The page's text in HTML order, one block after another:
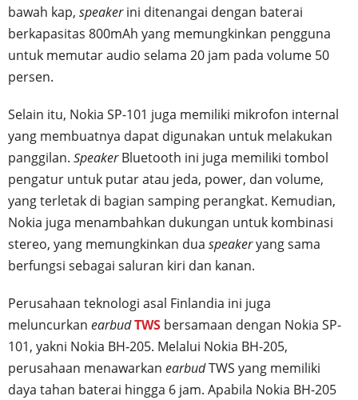
bawah kap, speakerini ditenangai dengan baterai
berkapasitas 800mAh yang memungkinkan pengguna
untuk memutar audio selama 20 jam pada volume 50
persen.
Selain itu, Nokia SP-101 juga memiliki mikrofon internal
yang membuatnya dapat digunakan untuk melakukan
panggilan. SpeakerBluetooth ini juga memiliki tombol
pengatur untuk putar atau jeda, power, dan volume,
yang terletak di bagian samping perangkat. Kemudian,
Nokia juga menambahkan dukungan untuk kombinasi
stereo, yang memungkinkan dua speakeryang sama
berfungsi sebagai saluran kiri dan kanan.
Perusahaan teknologi asal Finlandia ini juga
meluncurkan earbudTWS bersamaan dengan Nokia SP-
101, yakni Nokia BH-205. Melalui Nokia BH-205,
perusahaan menawarkan earbudTWS yang memiliki
daya tahan baterai hingga 6 jam. Apabila Nokia BH-205